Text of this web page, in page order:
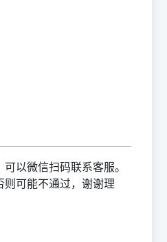
以微信扫码联系客服。
可能不通过，谢谢理